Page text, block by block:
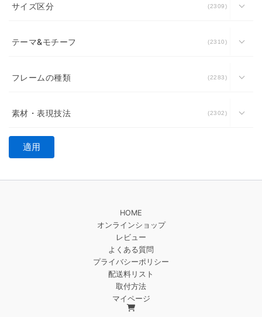
サイズ区分 2309
テーマ&モチーフ 2310
フレームの種類 2283
素材・表現技法 2302
適用
HOME
オンラインショップ
レビュー
よくある質問
プライバシーポリシー
配送料リスト
取付方法
マイページ